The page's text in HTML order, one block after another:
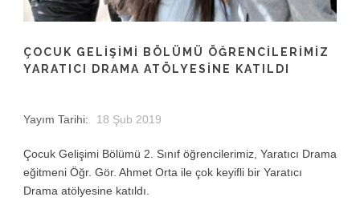
ÇOCUK GELIŞIMI BÖLÜMÜ ÖĞRENCILERIMIZ
YARATICI DRAMA ATÖLYESINE KATILDI
Yayım Tarihi: 18 Şub 2019
Çocuk Gelişimi Bölümü 2. Sınıf öğrencilerimiz, Yaratıcı Drama
eğitmeni Öğr. Gör. Ahmet Orta ile çok keyifli bir Yaratıcı
Drama atölyesine katıldı.